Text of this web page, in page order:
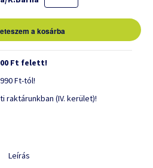
a kosárba
Ft felett!
Ft-tól!
(IV. kerület)!
Leírás